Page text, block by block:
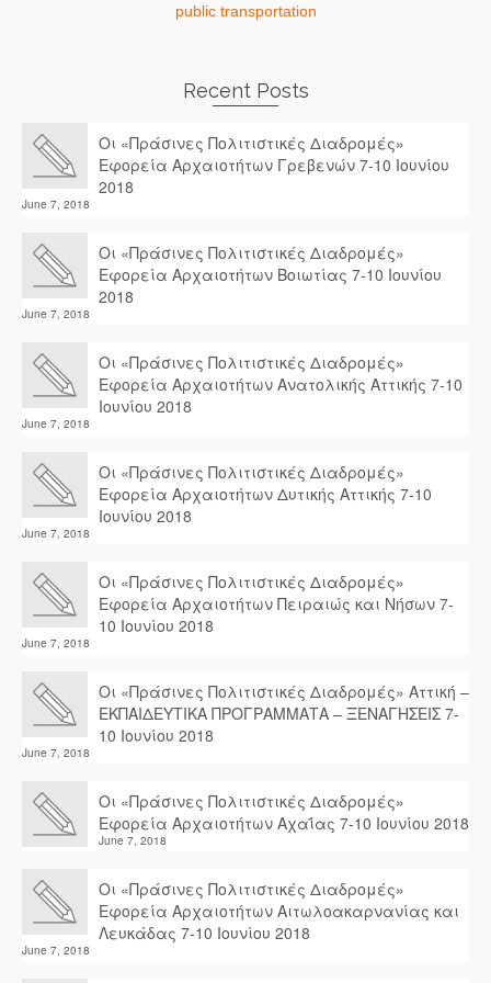
public transportation
Recent Posts
Οι «Πράσινες Πολιτιστικές Διαδρομές»
Εφορεία Αρχαιοτήτων Γρεβενών 7-10 Ιουνίου
2018
June 7, 2018
Οι «Πράσινες Πολιτιστικές Διαδρομές»
Εφορεία Αρχαιοτήτων Βοιωτίας 7-10 Ιουνίου
2018
June 7, 2018
Οι «Πράσινες Πολιτιστικές Διαδρομές»
Εφορεία Αρχαιοτήτων Ανατολικής Αττικής 7-10
Ιουνίου 2018
June 7, 2018
Οι «Πράσινες Πολιτιστικές Διαδρομές»
Εφορεία Αρχαιοτήτων Δυτικής Αττικής 7-10
Ιουνίου 2018
June 7, 2018
Οι «Πράσινες Πολιτιστικές Διαδρομές»
Εφορεία Αρχαιοτήτων Πειραιώς και Νήσων 7-
10 Ιουνίου 2018
June 7, 2018
Οι «Πράσινες Πολιτιστικές Διαδρομές» Αττική –
ΕΚΠΑΙΔΕΥΤΙΚΑ ΠΡΟΓΡΑΜΜΑΤΑ – ΞΕΝΑΓΗΣΕΙΣ 7-
10 Ιουνίου 2018
June 7, 2018
Οι «Πράσινες Πολιτιστικές Διαδρομές»
Εφορεία Αρχαιοτήτων Αχαΐας 7-10 Ιουνίου 2018
June 7, 2018
Οι «Πράσινες Πολιτιστικές Διαδρομές»
Εφορεία Αρχαιοτήτων Αιτωλοακαρνανίας και
Λευκάδας 7-10 Ιουνίου 2018
June 7, 2018